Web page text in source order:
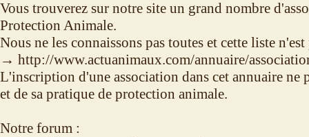
Vous trouverez sur notre site un grand nombre
Protection Animale.
Nous ne les connaissons pas toutes et cette liste
→ http://www.actuanimaux.com/annuaire/
L'inscription d'une association dans cet annuaire ne
et de sa pratique de protection animale.
Notre forum :